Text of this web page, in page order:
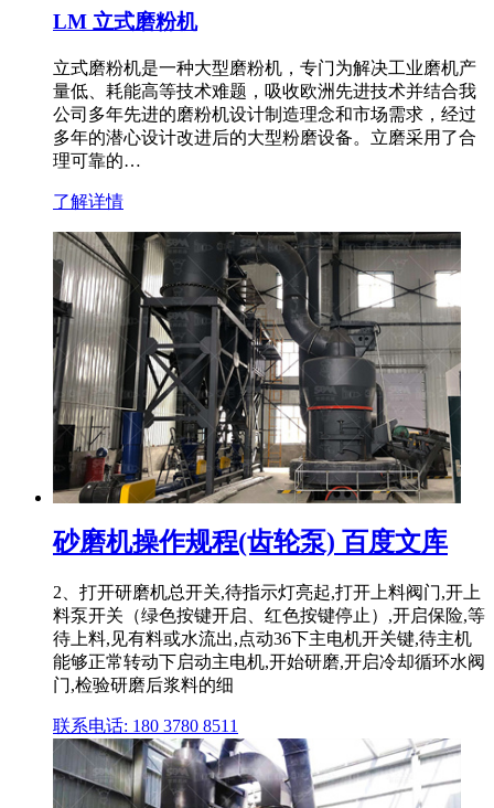
LM 立式磨粉机
立式磨粉机是一种大型磨粉机，专门为解决工业磨机产
量低、耗能高等技术难题，吸收欧洲先进技术并结合我
公司多年先进的磨粉机设计制造理念和市场需求，经过
多年的潜心设计改进后的大型粉磨设备。立磨采用了合
理可靠的…
了解详情
砂磨机操作规程(齿轮泵) 百度文库
2、打开研磨机总开关,待指示灯亮起,打开上料阀门,开上
料泵开关（绿色按键开启、红色按键停止）,开启保险,等
待上料,见有料或水流出,点动36下主电机开关键,待主机
能够正常转动下启动主电机,开始研磨,开启冷却循环水阀
门,检验研磨后浆料的细
联系电话: 180 3780 8511